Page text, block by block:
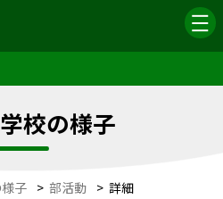
校の様子
子 > 部活動 > 詳細